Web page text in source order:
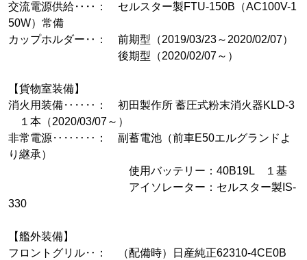
交流電源供給‥‥： セルスター製FTU-150B（AC100V-1
50W）常備
カップホルダー‥： 前期型（2019/03/23～2020/02/07）
後期型（2020/02/07～）
【貨物室装備】
消火用装備‥‥‥： 初田製作所 蓄圧式粉末消火器KLD-3
１本（2020/03/07～）
非常電源‥‥‥‥： 副蓄電池（前車E50エルグランドよ
り継承）
使用バッテリー：40B19L １基
アイソレーター：セルスター製IS-
330
【艦外装備】
フロントグリル‥： （配備時）日産純正62310-4CE0B